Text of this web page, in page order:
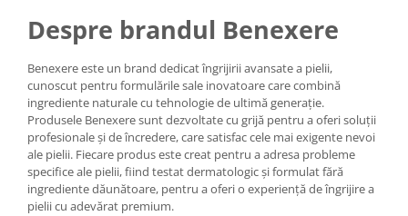
Despre brandul Benexere
Benexere este un brand dedicat îngrijirii avansate a pielii,
cunoscut pentru formulările sale inovatoare care combină
ingrediente naturale cu tehnologie de ultimă generație.
Produsele Benexere sunt dezvoltate cu grijă pentru a oferi soluții
profesionale și de încredere, care satisfac cele mai exigente nevoi
ale pielii. Fiecare produs este creat pentru a adresa probleme
specifice ale pielii, fiind testat dermatologic și formulat fără
ingrediente dăunătoare, pentru a oferi o experiență de îngrijire a
pielii cu adevărat premium.